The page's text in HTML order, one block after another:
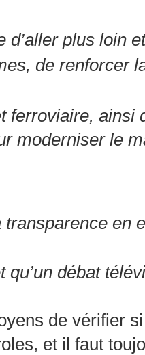
d’aller plus loin
de renforcer
ferroviaire, ainsi
moderniser le
transparence en
qu’un débat
de vérifier
et il faut